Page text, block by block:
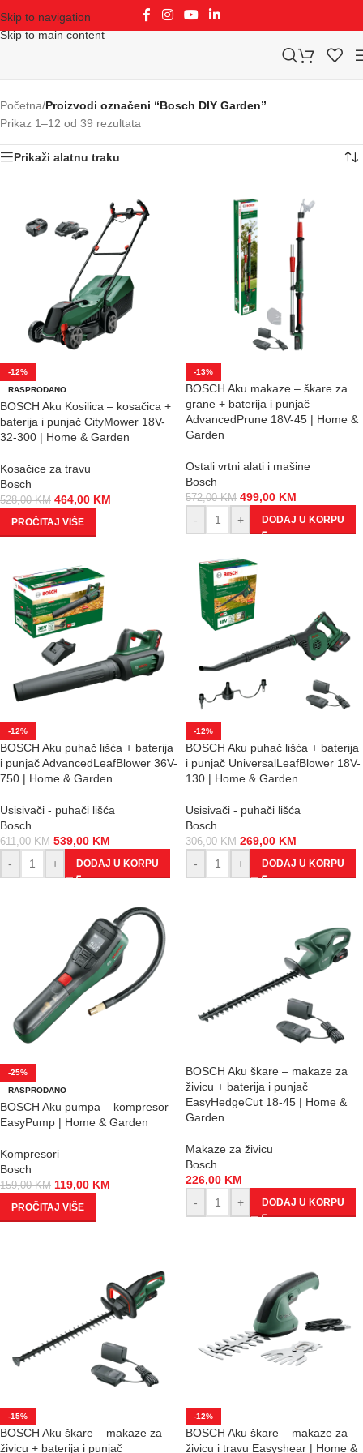
Skip to navigation
Skip to main content
Početna/Proizvodi označeni “Bosch DIY Garden”
Prikaz 1–12 od 39 rezultata
Prikaži alatnu traku
-12%
RASPRODANO
BOSCH Aku Kosilica – kosačica +
baterija i punjač CityMower 18V-
32-300 | Home & Garden
Kosačice za travu
Bosch
528,00KM 464,00 KM
PROČITAJ VIŠE
-13%
BOSCH Aku makaze – škare za
grane + baterija i punjač
AdvancedPrune 18V-45 | Home &
Garden
Ostali vrtni alati i mašine
Bosch
572,00KM 499,00 KM
-
+ DODAJ U KORPU
-12%
BOSCH Aku puhač lišća + baterija
i punjač AdvancedLeafBlower 36V-
750 | Home & Garden
Usisivači - puhači lišća
Bosch
611,00KM 539,00 KM
-
+ DODAJ U KORPU
-12%
BOSCH Aku puhač lišća + baterija
i punjač UniversalLeafBlower 18V-
130 | Home & Garden
Usisivači - puhači lišća
Bosch
306,00KM 269,00 KM
-
+ DODAJ U KORPU
-25%
RASPRODANO
BOSCH Aku pumpa – kompresor
EasyPump | Home & Garden
Kompresori
Bosch
159,00KM 119,00 KM
PROČITAJ VIŠE
BOSCH Aku škare – makaze za
živicu + baterija i punjač
EasyHedgeCut 18-45 | Home &
Garden
Makaze za živicu
Bosch
226,00 KM
-
+ DODAJ U KORPU
-15%
BOSCH Aku škare – makaze za
živicu + baterija i punjač
-12%
BOSCH Aku škare – makaze za
živicu i travu Easyshear | Home &